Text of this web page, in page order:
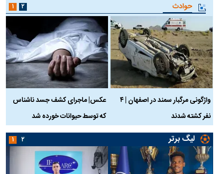
حوادث
واژگونی مرگبار سمند در اصفهان | ۴
نفر کشته شدند
عکس| ماجرای کشف جسد ناشناس
که توسط حیوانات خورده شد
۱ ۲
لیگ برتر ۱ ۲